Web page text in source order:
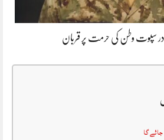
سپوت وطن کی حرمت پر قربان
گا